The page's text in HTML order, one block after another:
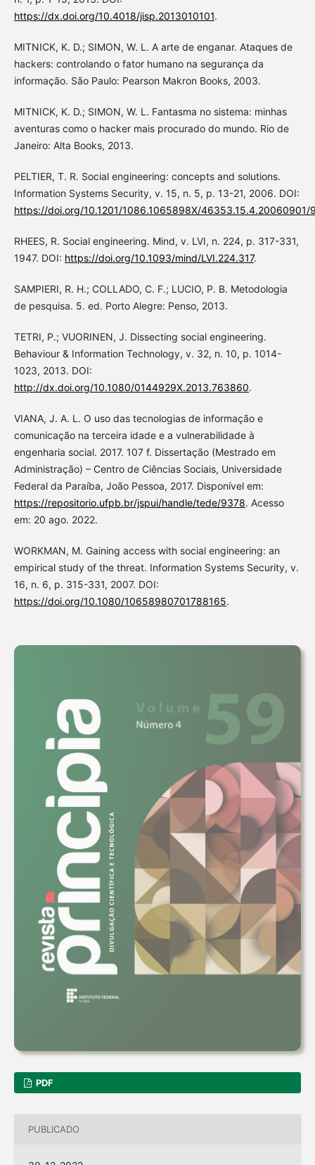
https://dx.doi.org/10.4018/jisp.2013010101.
MITNICK, K. D.; SIMON, W. L. A arte de enganar. Ataques de
hackers: controlando o fator humano na segurança da
informação. São Paulo: Pearson Makron Books, 2003.
MITNICK, K. D.; SIMON, W. L. Fantasma no sistema: minhas
aventuras como o hacker mais procurado do mundo. Rio de
Janeiro: Alta Books, 2013.
PELTIER, T. R. Social engineering: concepts and solutions.
Information Systems Security, v. 15, n. 5, p. 13-21, 2006. DOI:
https://doi.org/10.1201/1086.1065898X/46353.15.4.20060901/
RHEES, R. Social engineering. Mind, v. LVI, n. 224, p. 317-331,
1947. DOI: https://doi.org/10.1093/mind/LVI.224.317.
SAMPIERI, R. H.; COLLADO, C. F.; LUCIO, P. B. Metodologia
de pesquisa. 5. ed. Porto Alegre: Penso, 2013.
TETRI, P.; VUORINEN, J. Dissecting social engineering.
Behaviour & Information Technology, v. 32, n. 10, p. 1014-
1023, 2013. DOI:
http://dx.doi.org/10.1080/0144929X.2013.763860.
VIANA, J. A. L. O uso das tecnologias de informação e
comunicação na terceira idade e a vulnerabilidade à
engenharia social. 2017. 107 f. Dissertação (Mestrado em
Administração) – Centro de Ciências Sociais, Universidade
Federal da Paraíba, João Pessoa, 2017. Disponível em:
https://repositorio.ufpb.br/jspui/handle/tede/9378. Acesso
em: 20 ago. 2022.
WORKMAN, M. Gaining access with social engineering: an
empirical study of the threat. Information Systems Security, v.
16, n. 6, p. 315-331, 2007. DOI:
https://doi.org/10.1080/10658980701788165.
PDF
PUBLICADO